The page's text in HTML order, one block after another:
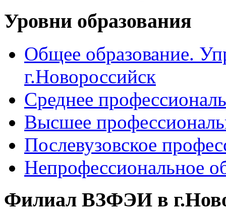
Уровни образования
Общее образование.
г.Новороссийск
Среднее
Высшее
Послевузовское
Непрофессиональное
Филиал ВЗФЭИ в